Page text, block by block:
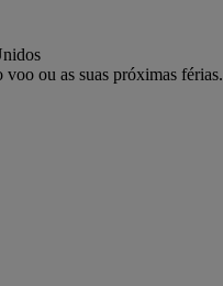
ou as suas próximas férias.